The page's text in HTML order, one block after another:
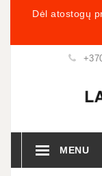
Dėl atostogų
MENU